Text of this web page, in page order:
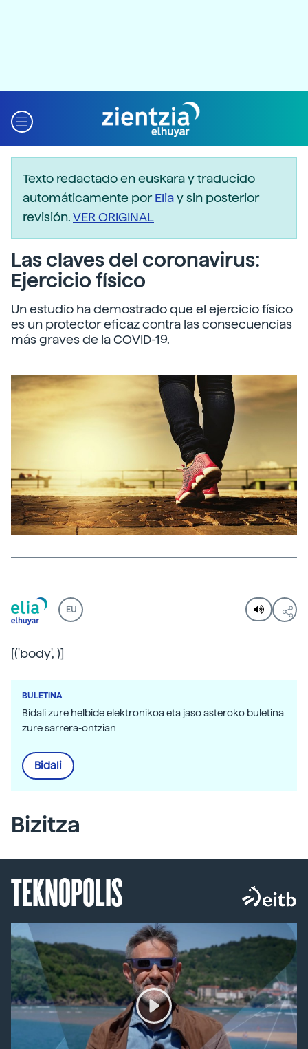
Texto redactado en euskara y traducido
automáticamente porEliay sin posterior
revisión.VER ORIGINAL
Las claves del coronavirus:
Ejercicio físico
Un estudio ha demostrado que el ejercicio físico
es un protector eficaz contra las consecuencias
más graves de la COVID-19.
EU
[('body', )]
BULETINA
Bidali zure helbide elektronikoa eta jaso asteroko buletina
zure sarrera-ontzian
Bidali
Bizitza
TEKNOPOLIS